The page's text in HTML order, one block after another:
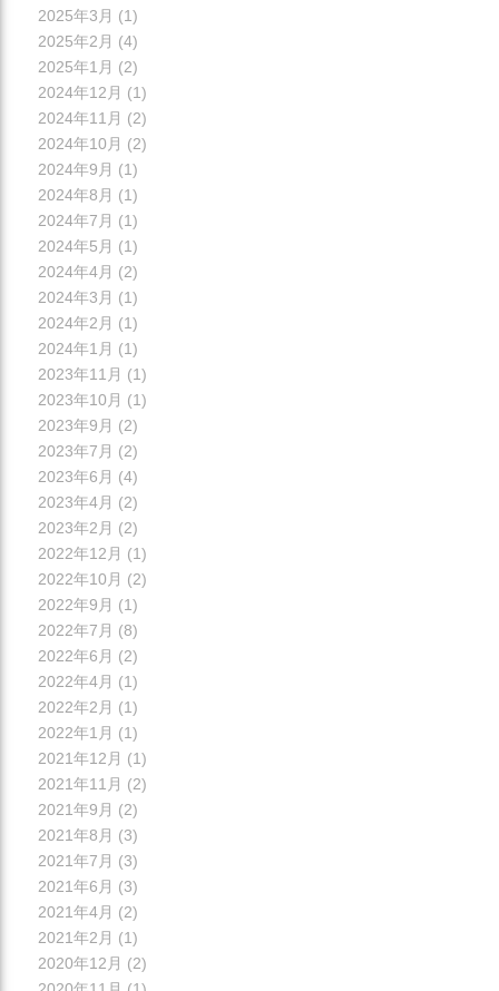
2025年3月 (1)
2025年2月 (4)
2025年1月 (2)
2024年12月 (1)
2024年11月 (2)
2024年10月 (2)
2024年9月 (1)
2024年8月 (1)
2024年7月 (1)
2024年5月 (1)
2024年4月 (2)
2024年3月 (1)
2024年2月 (1)
2024年1月 (1)
2023年11月 (1)
2023年10月 (1)
2023年9月 (2)
2023年7月 (2)
2023年6月 (4)
2023年4月 (2)
2023年2月 (2)
2022年12月 (1)
2022年10月 (2)
2022年9月 (1)
2022年7月 (8)
2022年6月 (2)
2022年4月 (1)
2022年2月 (1)
2022年1月 (1)
2021年12月 (1)
2021年11月 (2)
2021年9月 (2)
2021年8月 (3)
2021年7月 (3)
2021年6月 (3)
2021年4月 (2)
2021年2月 (1)
2020年12月 (2)